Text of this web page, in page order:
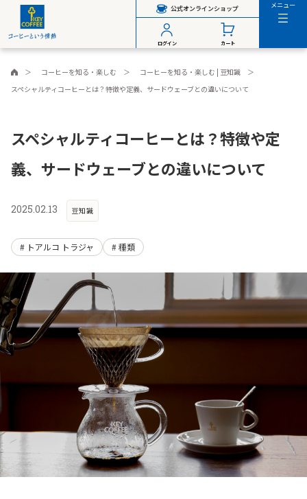
公式オンラインショップ
ログイン カート
メニュー
コーヒーを知る・楽しむ
コーヒーを知る・楽しむ | 豆知識
スペシャルティコーヒーとは？特徴や定義、サードウェーブとの違いについて
スペシャルティコーヒーとは？特徴や定
義、サードウェーブとの違いについて
2025.02.13 豆知識
トアルコ トラジャ 種類